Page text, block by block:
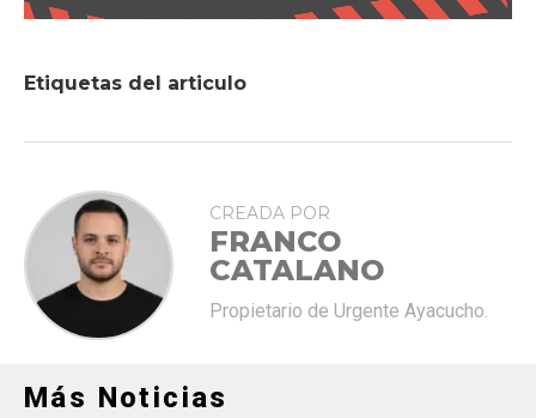
Etiquetas del articulo
CREADA POR
FRANCO
CATALANO
Propietario de Urgente Ayacucho.
Más Noticias